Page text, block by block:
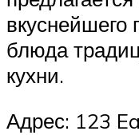
вкуснейшего
блюда
кухни.
Адрес: 123